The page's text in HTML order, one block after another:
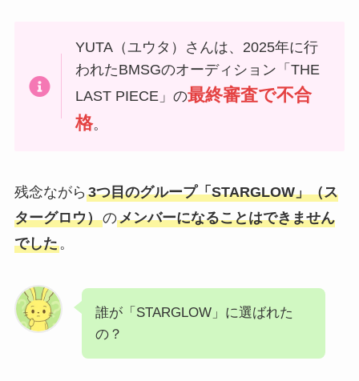
YUTA（ユウタ）さんは、2025年に行
われたBMSGのオーディション「THE
LAST PIECE」の最終審査で不合
格。
残念ながら 3つ目のグループ「STARGLOW」（ス
ターグロウ）のメンバーになることはできません
でした。
誰が「STARGLOW」に選ばれた
の？